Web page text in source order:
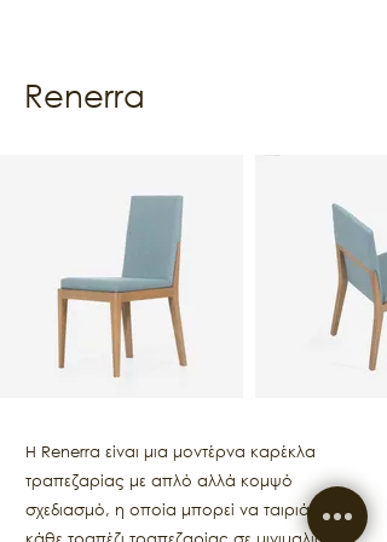
Renerra
Η Renerra είναι μια μοντέρνα καρέκλα
τραπεζαρίας με απλό αλλά κομψό
σχεδιασμό, η οποία μπορεί να ταιριάξει σε